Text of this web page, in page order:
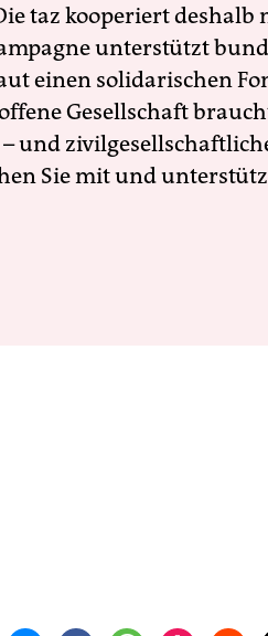
taz kooperiert deshalb
unterstützt
einen solidarischen
Gesellschaft
und
Sie mit und